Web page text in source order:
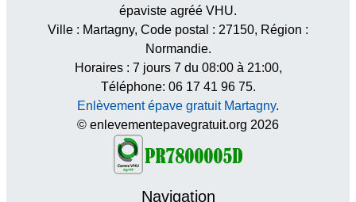
épaviste agréé VHU.
Ville : Martagny, Code postal : 27150, Région :
Normandie.
Horaires : 7 jours 7 du 08:00 à 21:00,
Téléphone: 06 17 41 96 75.
Enlèvement épave gratuit Martagny.
© enlevementepavegratuit.org 2026
Navigation